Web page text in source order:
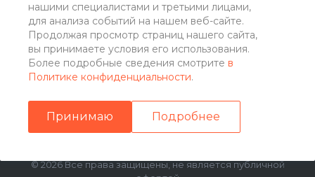
нашими специалистами и третьими лицами,
для анализа событий на нашем веб-сайте.
Продолжая просмотр страниц нашего сайта,
вы принимаете условия его использования.
Более подробные сведения смотрите в
Политике конфиденциальности.
Принимаю Подробнее
г. Москва, г. Москва, ул. 7-я Парковая, 24
© 2026 Все права защищены, не является публичной